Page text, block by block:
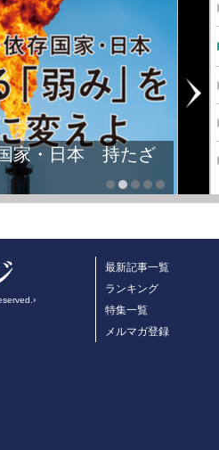
家・日本 持たざ
最新記事一覧
ランキング
特集一覧
メルマガ登録